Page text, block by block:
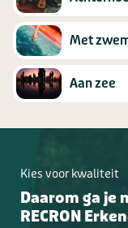
Met
Aan zee
Kies voor kwaliteit
Daarom ga je
RECRON